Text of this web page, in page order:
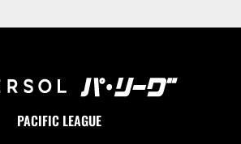
PACIFIC LEAGUE